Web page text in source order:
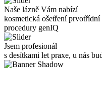
Naše lázně Vám nabízí
kosmetická ošetření
procedury genIQ
Jsem profesionál
s desítkami let praxe, u nás